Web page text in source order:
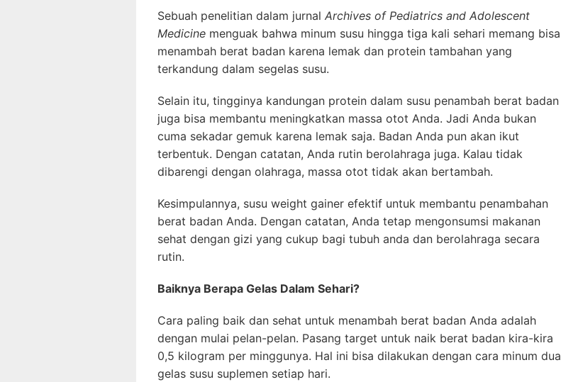
Sebuah penelitian dalam jurnal Archives of Pediatrics and Adolescent
Medicine menguak bahwa minum susu hingga tiga kali sehari memang bisa
menambah berat badan karena lemak dan protein tambahan yang
terkandung dalam segelas susu.
Selain itu, tingginya kandungan protein dalam susu penambah berat badan
juga bisa membantu meningkatkan massa otot Anda. Jadi Anda bukan
cuma sekadar gemuk karena lemak saja. Badan Anda pun akan ikut
terbentuk. Dengan catatan, Anda rutin berolahraga juga. Kalau tidak
dibarengi dengan olahraga, massa otot tidak akan bertambah.
Kesimpulannya, susu weight gainer efektif untuk membantu penambahan
berat badan Anda. Dengan catatan, Anda tetap mengonsumsi makanan
sehat dengan gizi yang cukup bagi tubuh anda dan berolahraga secara
rutin.
Baiknya Berapa Gelas Dalam Sehari?
Cara paling baik dan sehat untuk menambah berat badan Anda adalah
dengan mulai pelan-pelan. Pasang target untuk naik berat badan kira-kira
0,5 kilogram per minggunya. Hal ini bisa dilakukan dengan cara minum dua
gelas susu suplemen setiap hari.